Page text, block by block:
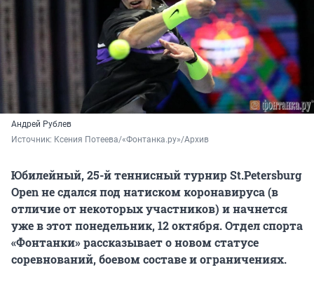
Андрей Рублев
Источник: Ксения Потеева/«Фонтанка.ру»/Архив
Юбилейный, 25-й теннисный турнир St.Petersburg
Open не сдался под натиском коронавируса (в
отличие от некоторых участников) и начнется
уже в этот понедельник, 12 октября. Отдел спорта
«Фонтанки» рассказывает о новом статусе
соревнований, боевом составе и ограничениях.